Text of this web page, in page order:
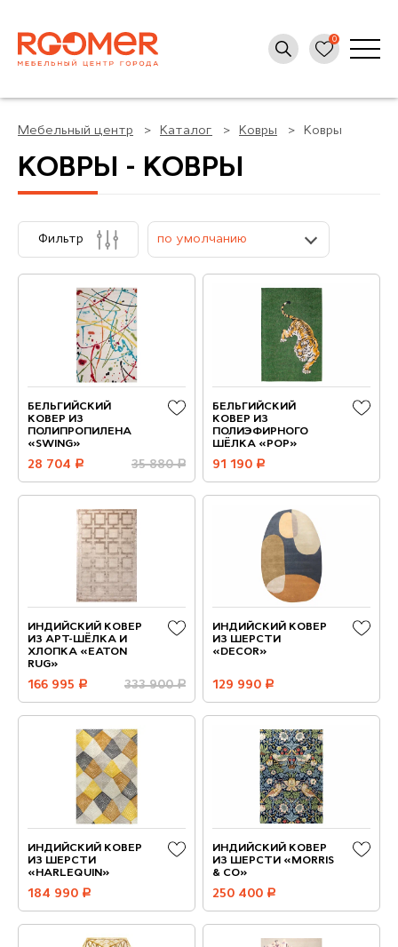
Мебельный центр Каталог Ковры Ковры
КОВРЫ - КОВРЫ
Фильтр по умолчанию
БЕЛЬГИЙСКИЙ
КОВЕР ИЗ
ПОЛИПРОПИЛЕНА
«SWING»
28 704 руб. 35 880руб.
БЕЛЬГИЙСКИЙ
КОВЕР ИЗ
ПОЛИЭФИРНОГО
ШЁЛКА «POP»
91 190 руб.
ИНДИЙСКИЙ КОВЕР
ИЗ АРТ-ШЁЛКА И
ХЛОПКА «EATON
RUG»
166 995 руб. 333 900руб.
ИНДИЙСКИЙ КОВЕР
ИЗ ШЕРСТИ
«DECOR»
129 990 руб.
ИНДИЙСКИЙ КОВЕР
ИЗ ШЕРСТИ
«HARLEQUIN»
184 990 руб.
ИНДИЙСКИЙ КОВЕР
ИЗ ШЕРСТИ «MORRIS
& CO»
250 400 руб.